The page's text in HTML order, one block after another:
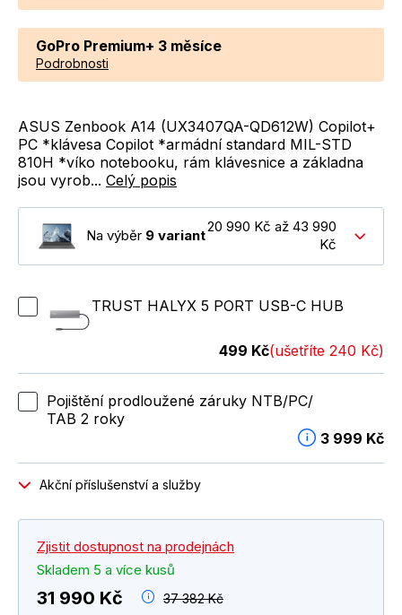
GoPro Premium+ 3 měsíce
Podrobnosti
ASUS Zenbook A14 (UX3407QA-QD612W) Copilot+
PC *klávesa Copilot *armádní standard MIL-STD
810H *víko notebooku, rám klávesnice a základna
jsou vyrob... Celý popis
Na výběr 9 variant
20 990 Kč až 43 990
Kč
TRUST HALYX 5 PORT USB-C HUB
499 Kč(ušetříte 240 Kč)
Pojištění prodloužené záruky NTB/PC/
TAB 2 roky
3 999 Kč
Akční příslušenství a služby
Zjistit dostupnost na prodejnách
Skladem 5 a více kusů
31 990 Kč 37 382 Kč